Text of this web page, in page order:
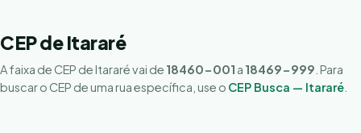
CEP de Itararé
A faixa de CEP de Itararé vai de 18460-001 a 18469-999 . Para
buscar o CEP de uma rua específica, use o CEP Busca — Itararé